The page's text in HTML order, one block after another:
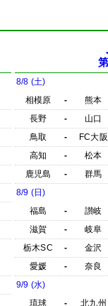
8/8 (土)
相模原
- 熊本
長野
- 山口
鳥取
- FC大阪
高知
- 松本
鹿児島
- 群馬
8/9 (日)
福島
- 讃岐
滋賀
- 岐阜
栃木SC
- 金沢
愛媛
- 奈良
9/9 (水)
琉球
- 北九州